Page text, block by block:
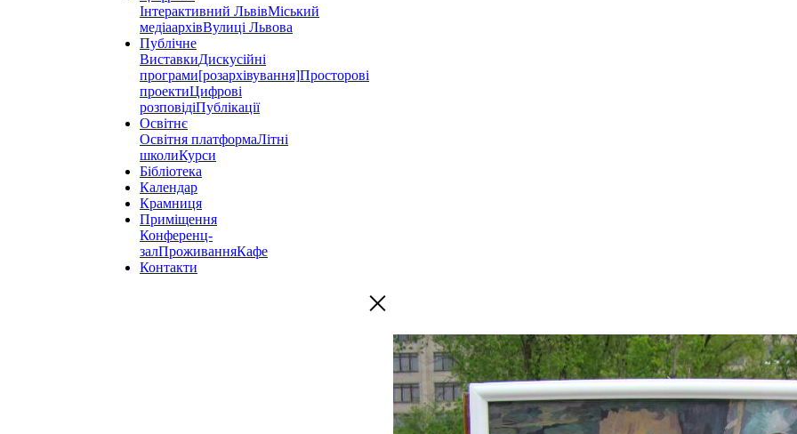
Інтерактивний ЛьвівМіський
медіаархівВулиці Львова
Публічне
ВиставкиДискусійні
програми[розархівування]Просторові
проектиЦифрові
розповідіПублікації
Освітнє
Освітня платформаЛітні
школиКурси
Бібліотека
Календар
Крамниця
Приміщення
Конференц-
залПроживанняКафе
Контакти